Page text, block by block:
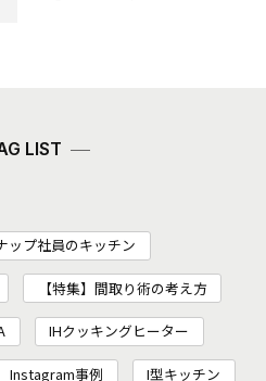
LIST
ップ社員のキッチン
【特集】間取り術の考え方
IHクッキングヒーター
Instagram事例 I型キッチン